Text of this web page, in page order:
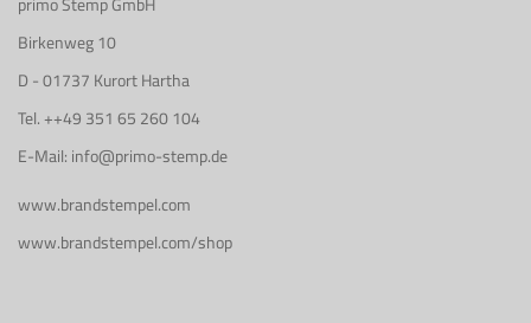
Birkenweg 10
D - 01737 Kurort Hartha
Tel. ++49 351 65 260 104
E-Mail: info@primo-stemp.de
www.brandstempel.com
www.brandstempel.com/shop